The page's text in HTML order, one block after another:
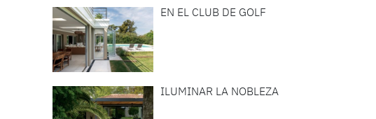
EN EL CLUB DE GOLF
ILUMINAR LA NOBLEZA